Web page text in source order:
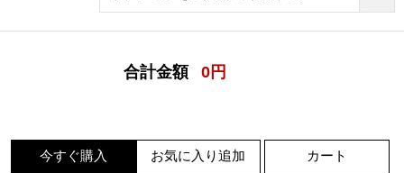
合計金額 0 円
今すぐ購入 お気に入り追加 カート